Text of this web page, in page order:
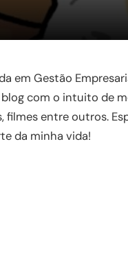
em Gestão
blog com o intuito de
filmes entre outros.
da minha vida!